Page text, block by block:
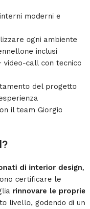
moderni e
ogni ambiente
inclusi
video-call con tecnico
del progetto
il team Giorgio
di interior design,
certificare le
rinnovare le proprie
livello, godendo di un